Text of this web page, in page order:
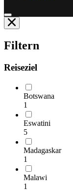
Filtern
Reiseziel
Botswana
1
Eswatini
5
Madagaskar
1
Malawi
1